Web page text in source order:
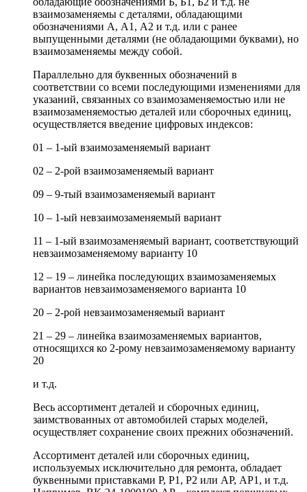
взаимозаменяемы с деталями, обладающими
обозначениями А, А1, А2 и т.д. или с ранее
выпущенными деталями (не обладающими буквами), но
взаимозаменяемы между собой.
Параллельно для буквенных обозначений в
соответствии со всеми последующими изменениями для
указаний, связанных со взаимозаменяемостью или не
взаимозаменяемостью деталей или сборочных единиц,
осуществляется введение цифровых индексов:
01 – 1-ый взаимозаменяемый вариант
02 – 2-рой взаимозаменяемый вариант
09 – 9-тый взаимозаменяемый вариант
10 – 1-ый невзаимозаменяемый вариант
11 – 1-ый взаимозаменяемый вариант, соответствующий
невзаимозаменяемому варианту 10
12 – 19 – линейка последующих взаимозаменяемых
вариантов невзаимозаменяемого варианта 10
20 – 2-рой невзаимозаменяемый вариант
21 – 29 – линейка взаимозаменяемых вариантов,
относящихся ко 2-рому невзаимозаменяемому варианту
20
и т.д.
Весь ассортимент деталей и сборочных единиц,
заимствованных от автомобилей старых моделей,
осуществляет сохранение своих прежних обозначений.
Ассортимент деталей или сборочных единиц,
используемых исключительно для ремонта, обладает
буквенными приставками Р, Р1, Р2 или АР, АР1, и т.д.